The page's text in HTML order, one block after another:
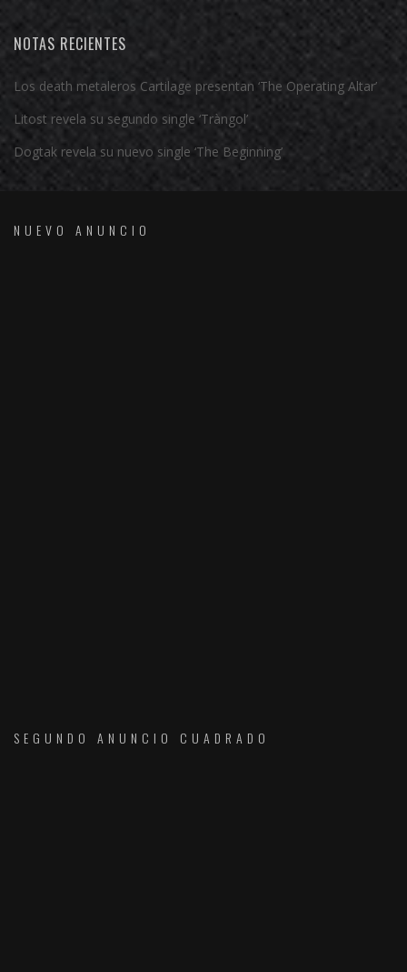
NOTAS RECIENTES
Los death metaleros Cartilage presentan ‘The Operating Altar’
Litost revela su segundo single ‘Tràngol’
Dogtak revela su nuevo single ‘The Beginning’
NUEVO ANUNCIO
SEGUNDO ANUNCIO CUADRADO